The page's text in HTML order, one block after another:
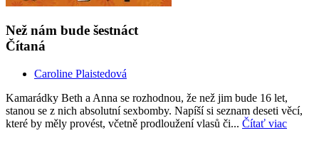
Než nám bude šestnáct
Čítaná
Caroline Plaistedová
Kamarádky Beth a Anna se rozhodnou, že než jim bude 16 let,
stanou se z nich absolutní sexbomby. Napíší si seznam deseti věcí,
které by měly provést, včetně prodloužení vlasů či... Čítať viac